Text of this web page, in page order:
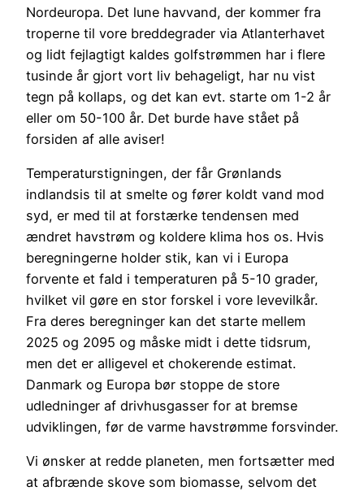
Nordeuropa. Det lune havvand, der kommer fra
troperne til vore breddegrader via Atlanterhavet
og lidt fejlagtigt kaldes golfstrømmen har i flere
tusinde år gjort vort liv behageligt, har nu vist
tegn på kollaps, og det kan evt. starte om 1-2 år
eller om 50-100 år. Det burde have stået på
forsiden af alle aviser!
Temperaturstigningen, der får Grønlands
indlandsis til at smelte og fører koldt vand mod
syd, er med til at forstærke tendensen med
ændret havstrøm og koldere klima hos os. Hvis
beregningerne holder stik, kan vi i Europa
forvente et fald i temperaturen på 5-10 grader,
hvilket vil gøre en stor forskel i vore levevilkår.
Fra deres beregninger kan det starte mellem
2025 og 2095 og måske midt i dette tidsrum,
men det er alligevel et chokerende estimat.
Danmark og Europa bør stoppe de store
udledninger af drivhusgasser for at bremse
udviklingen, før de varme havstrømme forsvinder.
Vi ønsker at redde planeten, men fortsætter med
at afbrænde skove som biomasse, selvom det